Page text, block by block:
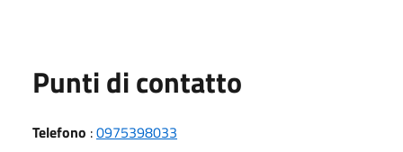
Punti di contatto
Telefono :0975398033